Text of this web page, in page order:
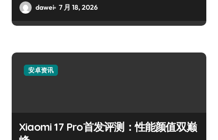
dawei 7 月 18, 2026
安卓资讯
Xiaomi 17 Pro首发评测：性能颜值双巅